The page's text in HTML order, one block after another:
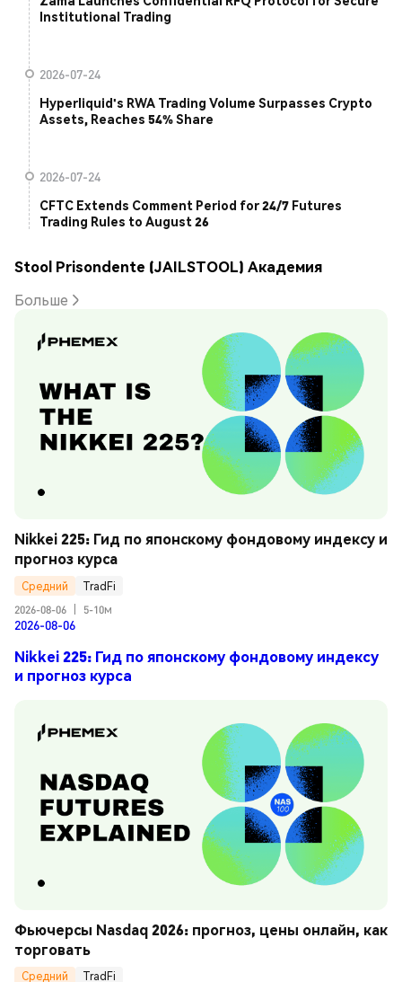
Institutional Trading
2026-07-24
Hyperliquid's RWA Trading Volume Surpasses Crypto
Assets, Reaches 54% Share
2026-07-24
CFTC Extends Comment Period for 24/7 Futures
Trading Rules to August 26
Stool Prisondente (JAILSTOOL) Академия
Больше
Nikkei 225: Гид по японскому фондовому индексу и
прогноз курса
Средний
TradFi
2026-08-06
5-10м
2026-08-06
Nikkei 225: Гид по японскому фондовому индексу
и прогноз курса
Фьючерсы Nasdaq 2026: прогноз, цены онлайн, как
торговать
Средний
TradFi